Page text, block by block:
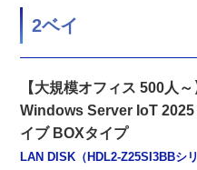
2ベイ
【大規模オフィス 500人～
Windows Server IoT
イブ BOXタイプ
LAN DISK（HDL2-Z25SI3BBシリ